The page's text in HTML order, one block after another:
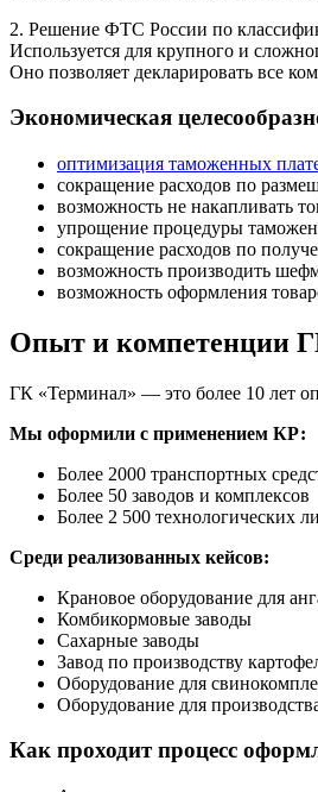
2. Решение ФТС России по
Используется для крупного и
Оно позволяет декларировать все
Экономическая
оптимизация таможенных
сокращение расходов по
возможность не накапливать
упрощение процедуры
сокращение расходов по
возможность производить
возможность оформления
Опыт и компетенции
ГК «Терминал» — это более 10 лет
Мы оформили с применением КР:
Более 2000 транспортных
Более 50 заводов и комплексов
Более 2 500 технологических
Среди реализованных кейсов:
Крановое оборудование для
Комбикормовые заводы
Сахарные заводы
Завод по производству
Оборудование для
Оборудование для
Как проходит процесс